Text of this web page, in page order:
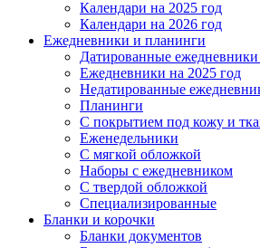
Календари на 2025 год
Календари на 2026 год
Ежедневники и планинги
Датированные ежедневники
Ежедневники на 2025 год
Недатированные
Планинги
С покрытием под кожу и
Еженедельники
С мягкой обложкой
Наборы с ежедневником
С твердой обложкой
Специализированные
Бланки и корочки
Бланки документов